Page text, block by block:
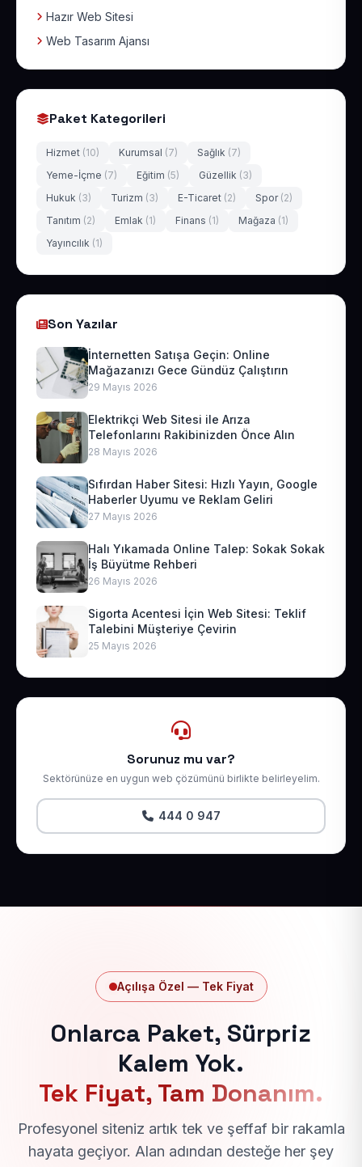
Hazır Web Sitesi
Web Tasarım Ajansı
Paket Kategorileri
Hizmet (10) Kurumsal (7) Sağlık (7)
Yeme-İçme (7) Eğitim (5) Güzellik (3)
Hukuk (3) Turizm (3) E-Ticaret (2) Spor (2)
Tanıtım (2) Emlak (1) Finans (1) Mağaza (1)
Yayıncılık (1)
Son Yazılar
İnternetten Satışa Geçin: Online
Mağazanızı Gece Gündüz Çalıştırın
29 Mayıs 2026
Elektrikçi Web Sitesi ile Arıza
Telefonlarını Rakibinizden Önce Alın
28 Mayıs 2026
Sıfırdan Haber Sitesi: Hızlı Yayın, Google
Haberler Uyumu ve Reklam Geliri
27 Mayıs 2026
Halı Yıkamada Online Talep: Sokak Sokak
İş Büyütme Rehberi
26 Mayıs 2026
Sigorta Acentesi İçin Web Sitesi: Teklif
Talebini Müşteriye Çevirin
25 Mayıs 2026
Sorunuz mu var?
Sektörünüze en uygun web çözümünü birlikte belirleyelim.
444 0 947
Açılışa Özel — Tek Fiyat
Onlarca Paket, Sürpriz
Kalem Yok.
Tek Fiyat, Tam Donanım.
Profesyonel siteniz artık tek ve şeffaf bir rakamla
hayata geçiyor. Alan adından desteğe her şey